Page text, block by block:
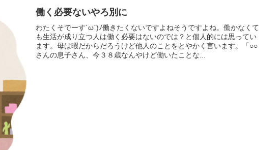
働く必要ないやろ別に
わたくそでーす´ω`)ﾉ働きたくないですよねそうですよね。働かなくて
も生活が成り立つ人は働く必要はないのでは？と個人的には思ってい
ます。母は暇だからだろうけど他人のことをとやかく言います。「○○
さんの息子さん、今３８歳なんやけど働いたことな...